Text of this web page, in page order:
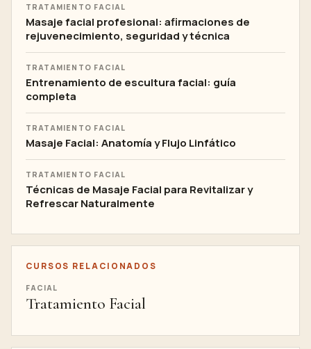
TRATAMIENTO FACIAL
Masaje facial profesional: afirmaciones de
rejuvenecimiento, seguridad y técnica
TRATAMIENTO FACIAL
Entrenamiento de escultura facial: guía
completa
TRATAMIENTO FACIAL
Masaje Facial: Anatomía y Flujo Linfático
TRATAMIENTO FACIAL
Técnicas de Masaje Facial para Revitalizar y
Refrescar Naturalmente
CURSOS RELACIONADOS
FACIAL
Tratamiento Facial